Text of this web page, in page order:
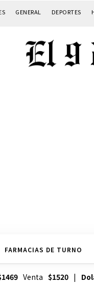
GENERAL DEPORTES
FARMACIAS DE TURNO
Venta $1520|